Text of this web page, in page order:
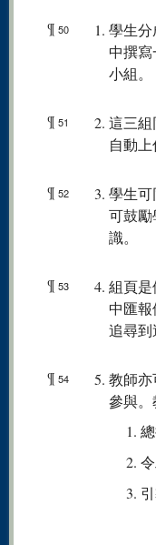
¶ 50
學生
中撰
小組。
¶ 51
這三組
自動
¶ 52
學生
可鼓
識。
¶ 53
組頁
中匯
追尋到
¶ 54
教師
參與。